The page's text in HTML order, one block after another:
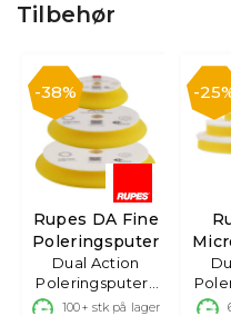
Tilbehør
38%
Rupes DA Fine
Poleringsputer
Dual Action
Poleringsputer i
skum
100+ stk på lager